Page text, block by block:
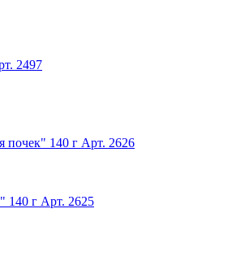
2497
почек" 140 г Арт. 2626
140 г Арт. 2625